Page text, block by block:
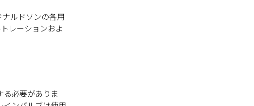
ルドソンの各用
レーションおよ
る必要がありま